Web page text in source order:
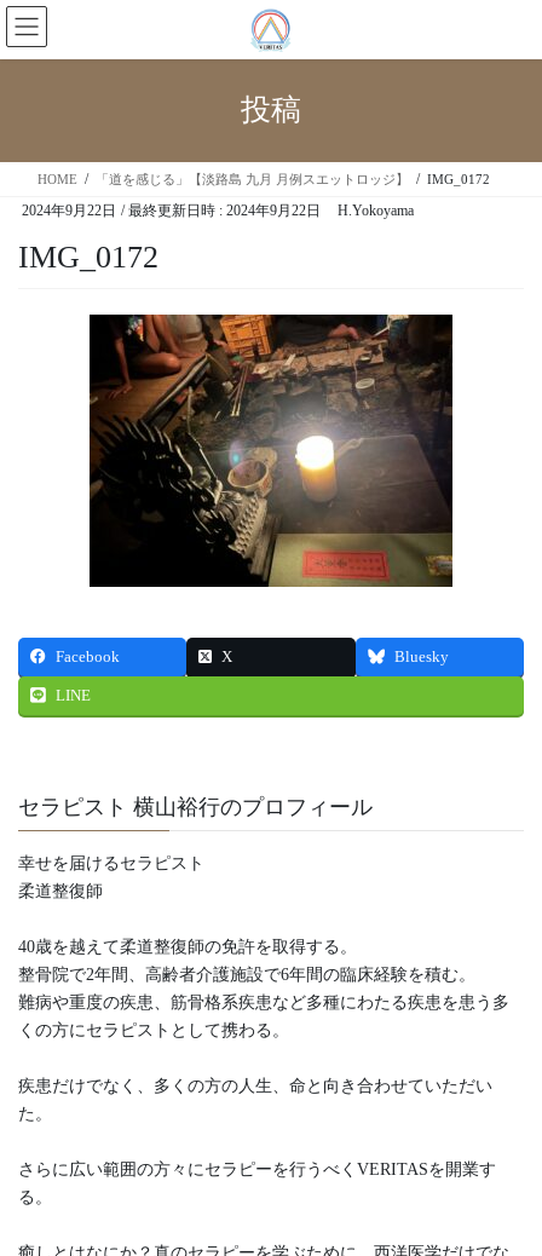
投稿
HOME 「道を感じる」【淡路島 九月 月例スエットロッジ】 IMG_0172
2024年9月22日 / 最終更新日時 : 2024年9月22日 H.Yokoyama
IMG_0172
Facebook X Bluesky
LINE
セラピスト 横山裕行のプロフィール
幸せを届けるセラピスト
柔道整復師
40歳を越えて柔道整復師の免許を取得する。
整骨院で2年間、高齢者介護施設で6年間の臨床経験を積む。
難病や重度の疾患、筋骨格系疾患など多種にわたる疾患を患う多
くの方にセラピストとして携わる。
疾患だけでなく、多くの方の人生、命と向き合わせていただい
た。
さらに広い範囲の方々にセラピーを行うべくVERITASを開業す
る。